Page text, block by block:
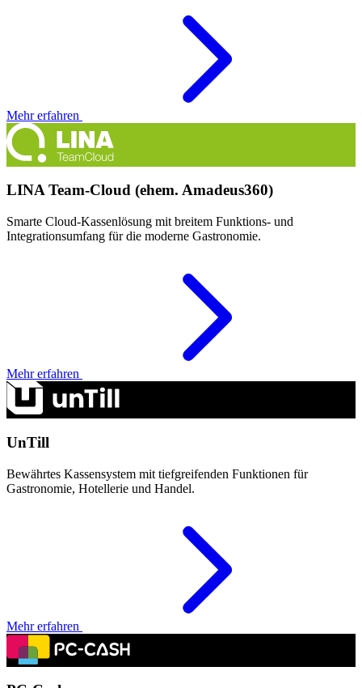
Mehr erfahren
LINA Team-Cloud (ehem. Amadeus360)
Smarte Cloud-Kassenlösung mit breitem Funktions- und
Integrationsumfang für die moderne Gastronomie.
Mehr erfahren
UnTill
Bewährtes Kassensystem mit tiefgreifenden Funktionen für
Gastronomie, Hotellerie und Handel.
Mehr erfahren